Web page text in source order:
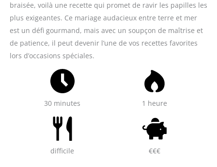
braisée, voilà une recette qui promet de ravir les papilles les
plus exigeantes. Ce mariage audacieux entre terre et mer
est un défi gourmand, mais avec un soupçon de maîtrise et
de patience, il peut devenir l’une de vos recettes favorites
lors d’occasions spéciales.
30 minutes 1 heure
difficile €€€